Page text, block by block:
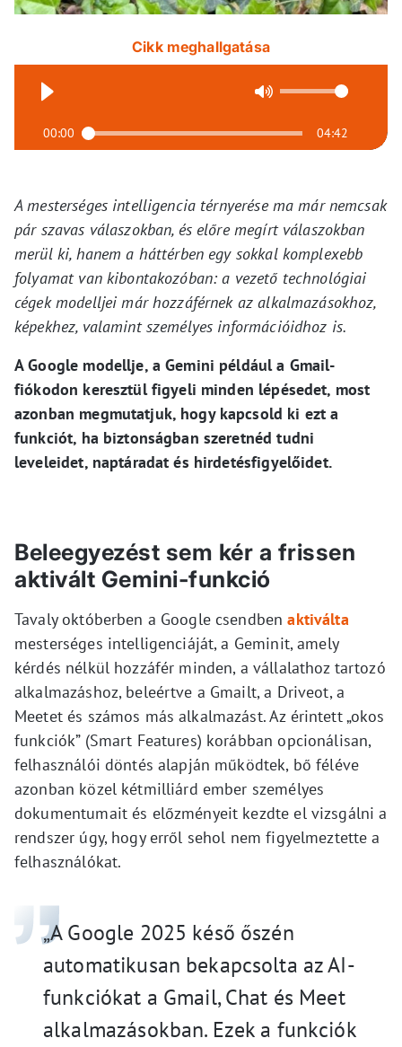
Cikk meghallgatása
00:00 04:42
A mesterséges intelligencia térnyerése ma már nemcsak
pár szavas válaszokban, és előre megírt válaszokban
merül ki, hanem a háttérben egy sokkal komplexebb
folyamat van kibontakozóban: a vezető technológiai
cégek modelljei már hozzáférnek az alkalmazásokhoz,
képekhez, valamint személyes információidhoz is.
A Google modellje, a Gemini például a Gmail-
fiókodon keresztül figyeli minden lépésedet, most
azonban megmutatjuk, hogy kapcsold ki ezt a
funkciót, ha biztonságban szeretnéd tudni
leveleidet, naptáradat és hirdetésfigyelőidet.
Beleegyezést sem kér a frissen
aktivált Gemini-funkció
Tavaly októberben a Google csendbenaktiválta
mesterséges intelligenciáját, a Geminit, amely
kérdés nélkül hozzáfér minden, a vállalathoz tartozó
alkalmazáshoz, beleértve a Gmailt, a Driveot, a
Meetet és számos más alkalmazást. Az érintett „okos
funkciók” (Smart Features) korábban opcionálisan,
felhasználói döntés alapján működtek, bő féléve
azonban közel kétmilliárd ember személyes
dokumentumait és előzményeit kezdte el vizsgálni a
rendszer úgy, hogy erről sehol nem figyelmeztette a
felhasználókat.
„A Google 2025 késő őszén
automatikusan bekapcsolta az AI-
funkciókat a Gmail, Chat és Meet
alkalmazásokban. Ezek a funkciók